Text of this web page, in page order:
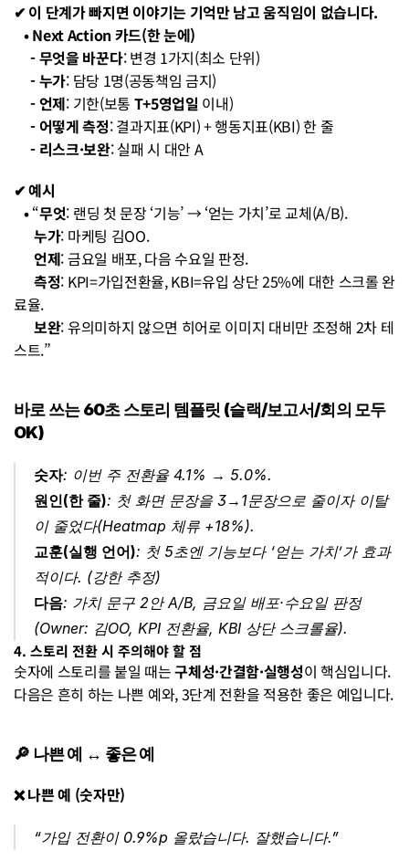
✔︎ 이 단계가 빠지면 이야기는 기억만 남고 움직임이 없습니다.
   • Next Action 카드(한 눈에)
     - 무엇을 바꾼다
: 변경 1가지(최소 단위)
     - 누가
: 담당 1명(공동책임 금지)
     - 언제
: 기한(보통 T+5영업일 이내)
     - 어떻게 측정
: 결과지표(KPI) + 행동지표(KBI) 한 줄
     - 리스크·보완
: 실패 시 대안 A
✔︎ 예시
   •
“무엇: 랜딩 첫 문장 ‘기능’ → ‘얻는 가치’로 교체(A/B).
누가: 마케팅 김OO.
언제: 금요일 배포, 다음 수요일 판정.
측정: KPI=가입전환율, KBI=유입 상단 25%에 대한 스크롤 완
료율.
보완: 유의미하지 않으면 히어로 이미지 대비만 조정해 2차 테
스트.”
바로 쓰는 60초 스토리 템플릿 (슬랙/보고서/회의 모두
OK)
숫자: 이번 주 전환율 4.1% → 5.0%.
원인(한 줄): 첫 화면 문장을 3→1문장으로 줄이자 이탈
이 줄었다(Heatmap 체류 +18%).
교훈(실행 언어): 첫 5초엔 기능보다 ‘얻는 가치’가 효과
적이다. (강한 추정)
다음: 가치 문구 2안 A/B, 금요일 배포·수요일 판정
(Owner: 김OO, KPI 전환율, KBI 상단 스크롤율).
4. 스토리 전환 시 주의해야 할 점
숫자에 스토리를 붙일 때는 구체성·간결함·실행성이 핵심입니다.
다음은 흔히 하는 나쁜 예와, 3단계 전환을 적용한 좋은 예입니다.
🔎 나쁜 예 ↔ 좋은 예
❌ 나쁜 예 (숫자만)
“가입 전환이 0.9%p 올랐습니다. 잘했습니다.”